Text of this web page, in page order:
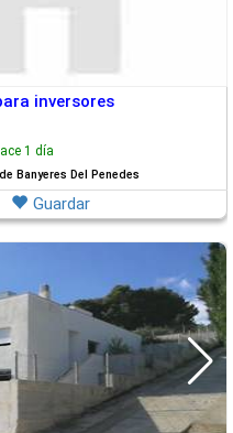
inversores
1 día
Banyeres Del Penedes
Guardar